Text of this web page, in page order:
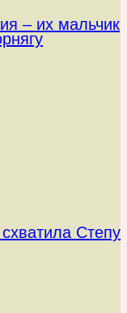
– их мальчик
Степу